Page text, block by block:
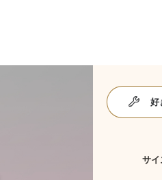
好
サ